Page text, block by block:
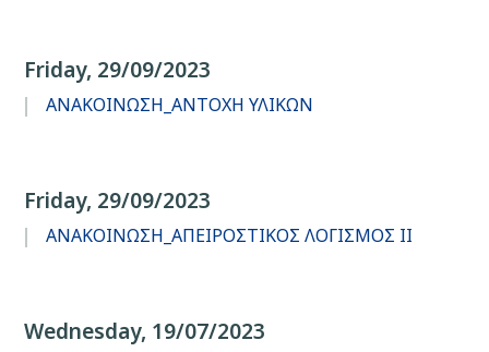
Friday, 29/09/2023
ΑΝΑΚΟΙΝΩΣΗ_ΑΝΤΟΧΗ ΥΛΙΚΩΝ
Friday, 29/09/2023
ΑΝΑΚΟΙΝΩΣΗ_ΑΠΕΙΡΟΣΤΙΚΟΣ ΛΟΓΙΣΜΟΣ ΙΙ
Wednesday, 19/07/2023